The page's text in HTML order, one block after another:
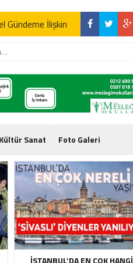
Gündeme İlişkin
İlişkin
İlişkin
Kültür Sanat Foto Galeri
İSTANBUL’DA EN ÇOK HANGI